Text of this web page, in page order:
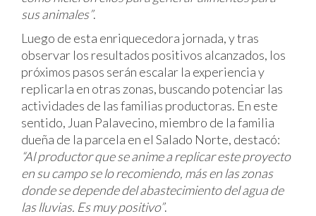
sus animales”.
Luego de esta enriquecedora jornada, y tras
observar los resultados positivos alcanzados, los
próximos pasos serán escalar la experiencia y
replicarla en otras zonas, buscando potenciar las
actividades de las familias productoras. En este
sentido, Juan Palavecino, miembro de la familia
dueña de la parcela en el Salado Norte, destacó:
“Al productor que se anime a replicar este proyecto
en su campo se lo recomiendo, más en las zonas
donde se depende del abastecimiento del agua de
las lluvias. Es muy positivo”.